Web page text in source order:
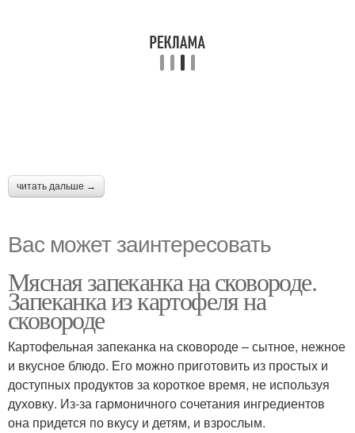
читать дальше →
Вас может заинтересовать
Мясная запеканка на сковороде.
Запеканка из картофеля на
сковороде
Картофельная запеканка на сковороде – сытное, нежное
и вкусное блюдо. Его можно приготовить из простых и
доступных продуктов за короткое время, не используя
духовку. Из-за гармоничного сочетания ингредиентов
она придется по вкусу и детям, и взрослым.